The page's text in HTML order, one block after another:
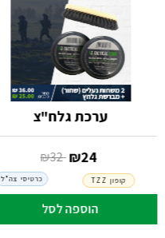
ערכת גלח"צ
‏ ₪
32 ‏ ₪
24
הוספה לסל
כרטיסי צה"ל קופון TZZ